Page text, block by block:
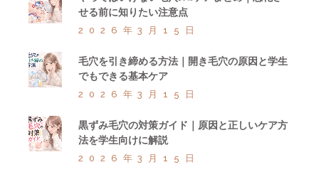
せる前に知りたい注意点
2026年3月15日
毛穴を引き締める方法｜開き毛穴の原因と学生
でもできる基本ケア
2026年3月15日
黒ずみ毛穴の対策ガイド｜原因と正しいケア方
法を学生向けに解説
2026年3月15日